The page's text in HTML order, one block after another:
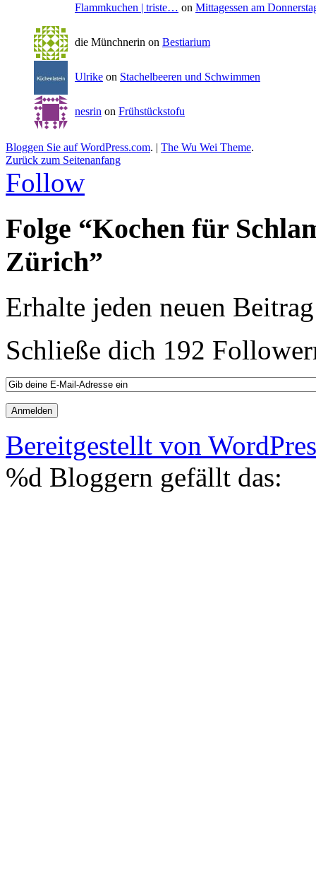
Flammkuchen | triste… on Mittagessen am
die Münchnerin on Bestiarium
Ulrike on Stachelbeeren und Schwimmen
nesrin on Frühstückstofu
Bloggen Sie auf WordPress.com. | The Wu Wei Theme.
Zurück zum Seitenanfang
Follow
Folge “Kochen für
Zürich”
Erhalte jeden neuen
Schließe dich 192
Bereitgestellt von
%d Bloggern gefällt das: